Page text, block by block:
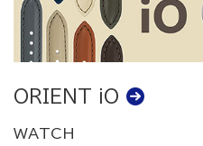
ORIENT iO
WATCH